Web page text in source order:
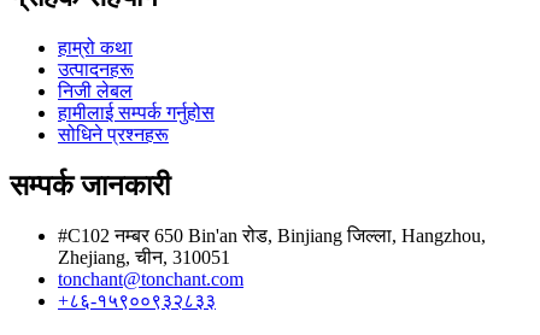
हाम्रो कथा
उत्पादनहरू
निजी लेबल
हामीलाई सम्पर्क गर्नुहोस
सोधिने प्रश्नहरू
सम्पर्क जानकारी
#C102 नम्बर 650 Bin'an रोड, Binjiang जिल्ला, Hangzhou,
Zhejiang, चीन, 310051
tonchant@tonchant.com
+८६-१५९००९३२८३३